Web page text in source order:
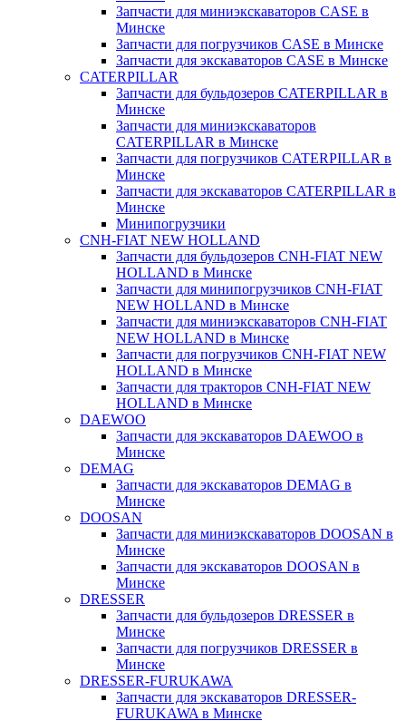
Запчасти для миниэкскаваторов CASE в
Минске
Запчасти для погрузчиков CASE в Минске
Запчасти для экскаваторов CASE в Минске
CATERPILLAR
Запчасти для бульдозеров CATERPILLAR в
Минске
Запчасти для миниэкскаваторов
CATERPILLAR в Минске
Запчасти для погрузчиков CATERPILLAR в
Минске
Запчасти для экскаваторов CATERPILLAR в
Минскe
Минипогрузчики
CNH-FIAT NEW HOLLAND
Запчасти для бульдозеров CNH-FIAT NEW
HOLLAND в Минске
Запчасти для минипогрузчиков CNH-FIAT
NEW HOLLAND в Минске
Запчасти для миниэкскаваторов CNH-FIAT
NEW HOLLAND в Минске
Запчасти для погрузчиков CNH-FIAT NEW
HOLLAND в Минске
Запчасти для тракторов CNH-FIAT NEW
HOLLAND в Минске
DAEWOO
Запчасти для экскаваторов DAEWOO в
Минске
DEMAG
Запчасти для экскаваторов DEMAG в
Минске
DOOSAN
Запчасти для миниэкскаваторов DOOSAN в
Минске
Запчасти для экскаваторов DOOSAN в
Минске
DRESSER
Запчасти для бульдозеров DRESSER в
Минске
Запчасти для погрузчиков DRESSER в
Минске
DRESSER-FURUKAWA
Запчасти для экскаваторов DRESSER-
FURUKAWA в Минске